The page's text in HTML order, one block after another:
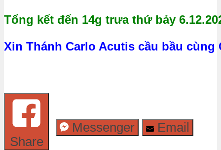
Tổng kết đến 14g trưa thứ bảy
Xin Thánh Carlo Acutis cầu bầu
Share
Messenger Email